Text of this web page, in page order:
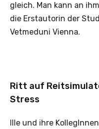
gleich. Man kann an
die Erstautorin der
Vetmeduni Vienna.
Ritt auf
Stress
Ille und ihre